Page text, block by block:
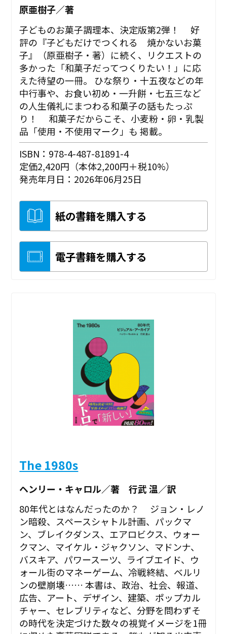
原亜樹子／著
子どものお菓子調理本、決定版第2弾！ 好
評の『子どもだけでつくれる 焼かないお菓
子』（原亜樹子・著）に続く、リクエストの
多かった「和菓子だってつくりたい！」に応
えた待望の一冊。 ひな祭り・十五夜などの年
中行事や、お食い初め・一升餅・七五三など
の人生儀礼にまつわる和菓子の話もたっぷ
り！ 和菓子だからこそ、小麦粉・卵・乳製
品「使用・不使用マーク」も 掲載。
ISBN：978-4-487-81891-4
定価2,420円（本体2,200円＋税10%）
発売年月日：2026年06月25日
紙の書籍を購入する
電子書籍を購入する
The 1980s
ヘンリー・キャロル／著 行武 温／訳
80年代とはなんだったのか？ ジョン・レノ
ン暗殺、スペースシャトル計画、パックマ
ン、ブレイクダンス、エアロビクス、ウォー
クマン、マイケル・ジャクソン、マドンナ、
バスキア、パワースーツ、ライブエイド、ウ
ォール街のマネーゲーム、冷戦終結、ベルリ
ンの壁崩壊…… 本書は、政治、社会、報道、
広告、アート、デザイン、建築、ポップカル
チャー、セレブリティなど、分野を問わずそ
の時代を決定づけた数々の視覚イメージを1冊